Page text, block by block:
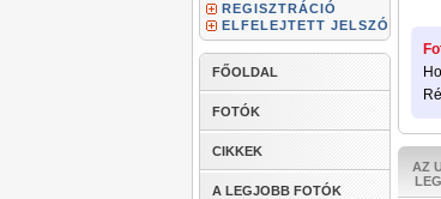
REGISZTRÁCIÓ
ELFELEJTETT JELSZÓ
FŐOLDAL
FOTÓK
CIKKEK
A LEGJOBB FOTÓK
AZ